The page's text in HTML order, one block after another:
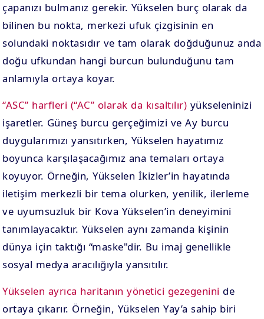
çapanızı bulmanız gerekir. Yükselen burç olarak da
bilinen bu nokta, merkezi ufuk çizgisinin en
solundaki noktasıdır ve tam olarak doğduğunuz anda
doğu ufkundan hangi burcun bulunduğunu tam
anlamıyla ortaya koyar.
“ASC” harfleri (“AC” olarak da kısaltılır) yükseleninizi
işaretler. Güneş burcu gerçeğimizi ve Ay burcu
duygularımızı yansıtırken, Yükselen hayatımız
boyunca karşılaşacağımız ana temaları ortaya
koyuyor. Örneğin, Yükselen İkizler’in hayatında
iletişim merkezli bir tema olurken, yenilik, ilerleme
ve uyumsuzluk bir Kova Yükselen’in deneyimini
tanımlayacaktır. Yükselen aynı zamanda kişinin
dünya için taktığı “maske"dir. Bu imaj genellikle
sosyal medya aracılığıyla yansıtılır.
Yükselen ayrıca haritanın yönetici gezegenini de
ortaya çıkarır. Örneğin, Yükselen Yay’a sahip biri